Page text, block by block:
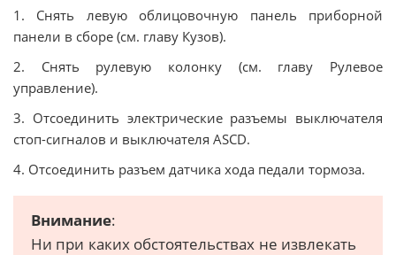
1. Снять левую облицовочную панель приборной
панели в сборе (см. главу Кузов).
2. Снять рулевую колонку (см. главу Рулевое
управление).
3. Отсоединить электрические разъемы выключателя
стоп-сигналов и выключателя ASCD.
4. Отсоединить разъем датчика хода педали тормоза.
Внимание:
Ни при каких обстоятельствах не извлекать